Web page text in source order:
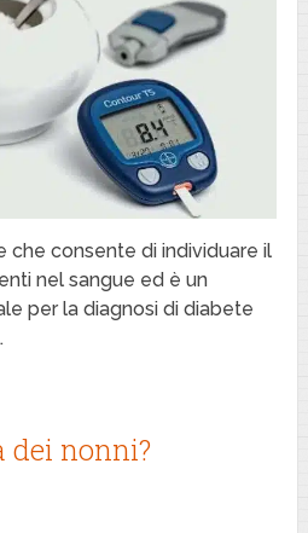
che consente di individuare il
nel sangue ed è un
per la diagnosi di diabete
dei nonni?